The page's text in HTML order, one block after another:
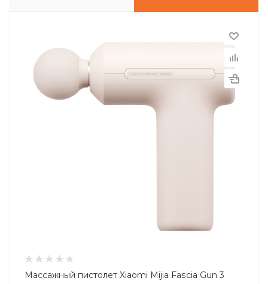
Массажный пистолет Xiaomi Mijia Fascia Gun 3